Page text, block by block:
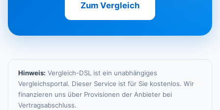
Zum Vergleich
Hinweis: Vergleich-DSL ist ein unabhängiges
Vergleichsportal. Dieser Service ist für Sie kostenlos. Wir
finanzieren uns über Provisionen der Anbieter bei
Vertragsabschluss.